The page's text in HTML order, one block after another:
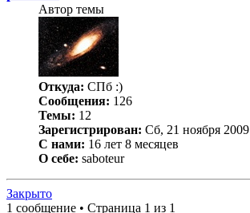
Автор темы
Откуда: СПб :)
Сообщения: 126
Темы: 12
Зарегистрирован: Сб, 21 ноября 2009
С нами: 16 лет 8 месяцев
О себе: saboteur
Закрыто
1 сообщение • Страница 1 из 1